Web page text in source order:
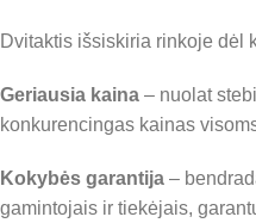
Dvitaktis išsiskiria rinkoje dėl
Geriausia kaina – nuolat
konkurencingas kainas
Kokybės garantija –
gamintojais ir tiekėjais,